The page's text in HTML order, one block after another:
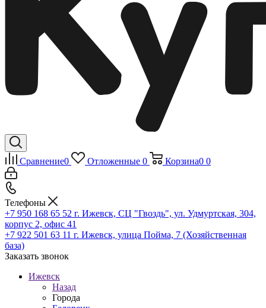
Сравнение0 Отложенные 0 Корзина0 0
Телефоны
+7 950 168 65 52 г. Ижевск, СЦ "Гвоздь", ул. Удмуртская, 304,
корпус 2, офис 41
+7 922 501 63 11 г. Ижевск, улица Пойма, 7 (Хозяйственная
база)
Заказать звонок
Ижевск
Назад
Города